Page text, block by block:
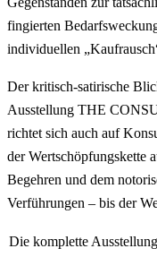
fingierten
individuellen
Der kritisch-satirische
Ausstellung THE
richtet sich auch auf
der Wertschöpfungskette
Begehren und dem
Verführungen – bis der
Die komplette